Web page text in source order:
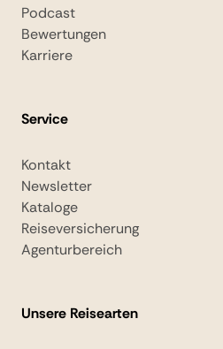
Podcast
Bewertungen
Karriere
Service
Kontakt
Newsletter
Kataloge
Reiseversicherung
Agenturbereich
Unsere Reisearten